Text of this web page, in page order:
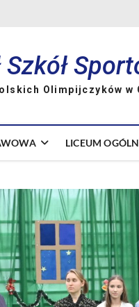
Szkół
Olimpijczyków w
LICEUM